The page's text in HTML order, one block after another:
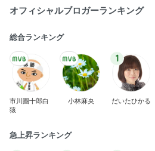
オフィシャルブロガーランキング
総合ランキング
市川團十郎白
猿
小林麻央
1
だいたひかる
急上昇ランキング